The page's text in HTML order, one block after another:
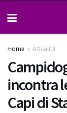
Home Attualità
incontra
Capi di